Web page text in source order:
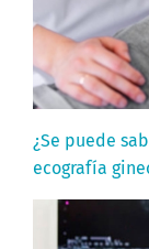
¿Se puede
ecografía